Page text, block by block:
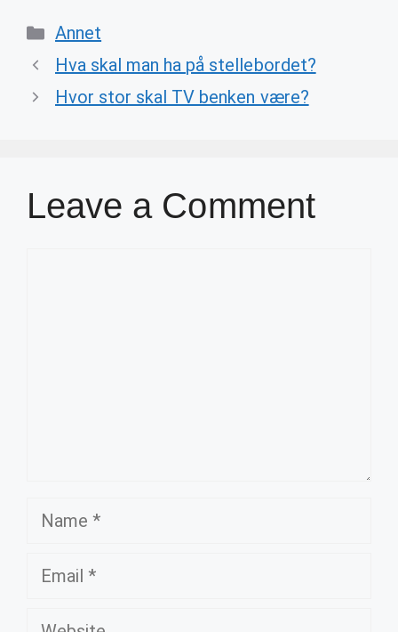
Categories
Annet
Hva skal man ha på stellebordet?
Hvor stor skal TV benken være?
Leave a Comment
Name
Email
Website